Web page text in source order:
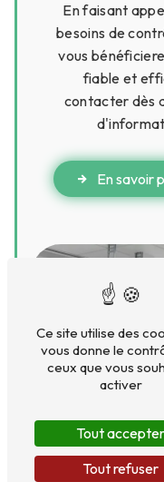
En faisant
besoins de
vous
fiable et
contacter dès
En savoir
Ce site utilise des
vous donne le
ceux que vous
activer
Tout accepter
Tout refuser